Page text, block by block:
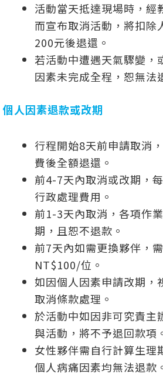
活動當天抵達現場時，經
而宣布取消活動，將扣除
200元後退還。
若活動中遭遇天氣驟變，
因素未完成全程，恕無法
個人因素退款或改期
行程開始8天前申請取消
費後全額退還。
前4-7天內取消或改期，
行政處理費用。
前1-3天內取消，各項作
期，且恕不退款。
前7天內如需更換夥伴，
NT$100/位。
如因個人因素申請改期，
取消條款處理。
於活動中如因非可究責主
與活動，將不予退回款項
女性夥伴需自行計算生理
個人病痛因素均無法退款